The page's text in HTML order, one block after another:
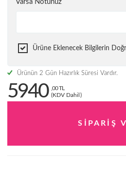
Varsa Notunuz
Ürüne Eklenecek Bilgilerin
Ürünün 2 Gün Hazırlık Süresi Vardır.
5940
,00 TL
(KDV Dahil)